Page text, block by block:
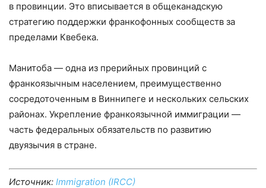
в провинции. Это вписывается в общеканадскую
стратегию поддержки франкофонных сообществ за
пределами Квебека.
Манитоба — одна из прерийных провинций с
франкоязычным населением, преимущественно
сосредоточенным в Виннипеге и нескольких сельских
районах. Укрепление франкоязычной иммиграции —
часть федеральных обязательств по развитию
двуязычия в стране.
Источник: Immigration (IRCC)